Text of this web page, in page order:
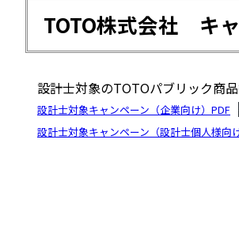
TOTO株式会社 キ
設計士対象のTOTOパブリック商
設計士対象キャンペーン（企業向け）PDF
設計士対象キャンペーン（設計士個人様向